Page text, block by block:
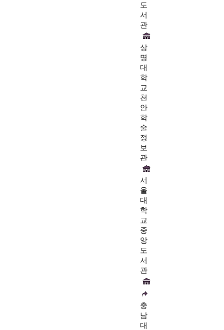
도
서
관
상
명
대
학
교
천
안
학
술
정
보
관
서
울
대
학
교
중
앙
도
서
관
충
남
대